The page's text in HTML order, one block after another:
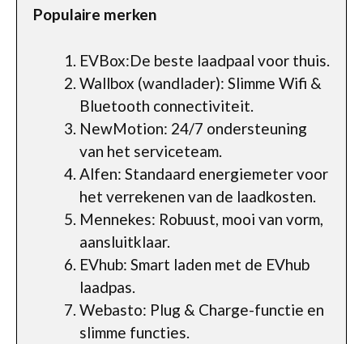
Populaire merken
EVBox:De beste laadpaal voor thuis.
Wallbox (wandlader): Slimme Wifi &
Bluetooth connectiviteit.
NewMotion: 24/7 ondersteuning
van het serviceteam.
Alfen: Standaard energiemeter voor
het verrekenen van de laadkosten.
Mennekes: Robuust, mooi van vorm,
aansluitklaar.
EVhub: Smart laden met de EVhub
laadpas.
Webasto: Plug & Charge-functie en
slimme functies.